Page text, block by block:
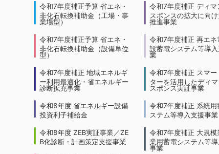
令和7年度補正予算 省エネ・
非化石転換補助金（工場・事
業場型）
令和7年度補正予算 省エネ・
非化石転換補助金（設備単位
型）
令和7年度補正 地域エネルギ
ー利用最適化・省エネルギー
診断拡充事業
令和8年度 省エネルギー設備
投資利子補給金
令和8年度 ZEB実証事業／ZE
B化診断・計画策定支援事業
令和7年度補正 ディマ
スポンスの拡大に向
推進事業
令和7年度補正 再エネ
設蓄電システム等導
業
令和7年度補正 スマー
ターを活用したディ
スポンス実証事業
令和7年度補正 系統用
ステム等導入支援事業
令和7年度補正 大規模
業用蓄電システム等
事業